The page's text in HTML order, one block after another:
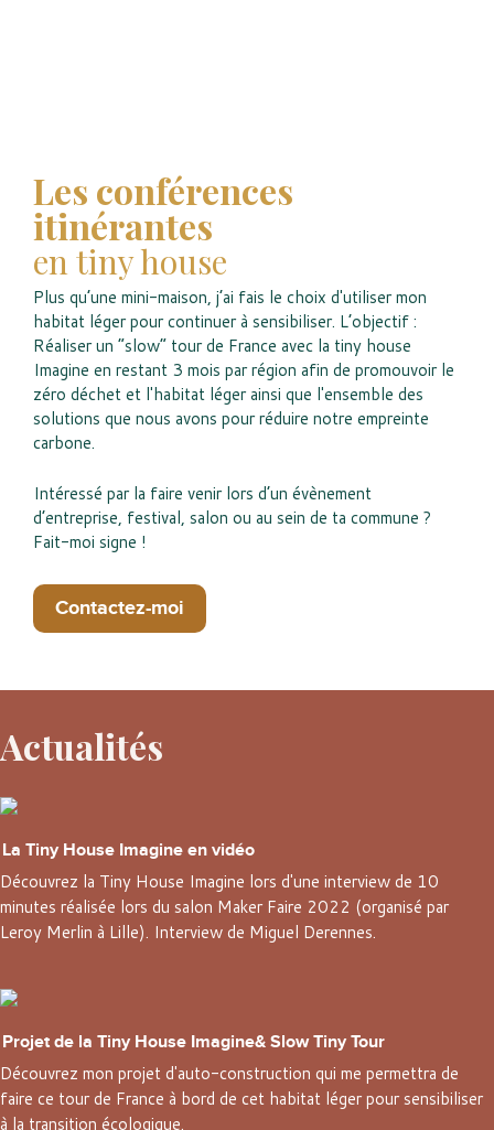
Les conférences
itinérantes
en tiny house
Plus qu’une mini-maison, j’ai fais le choix d'utiliser mon
habitat léger pour continuer à sensibiliser. L’objectif :
Réaliser un “slow” tour de France avec la tiny house
Imagine en restant 3 mois par région afin de promouvoir le
zéro déchet et l'habitat léger ainsi que l'ensemble des
solutions que nous avons pour réduire notre empreinte
carbone.
Intéressé par la faire venir lors d’un évènement
d’entreprise, festival, salon ou au sein de ta commune ?
Fait-moi signe !
Contactez-moi
Actualités
La Tiny House Imagine en vidéo
Découvrez la Tiny House Imagine lors d'une interview de 10
minutes réalisée lors du salon Maker Faire 2022 (organisé par
Leroy Merlin à Lille). Interview de Miguel Derennes.
Projet de la Tiny House Imagine& Slow Tiny Tour
Découvrez mon projet d'auto-construction qui me permettra de
faire ce tour de France à bord de cet habitat léger pour sensibiliser
à la transition écologique.